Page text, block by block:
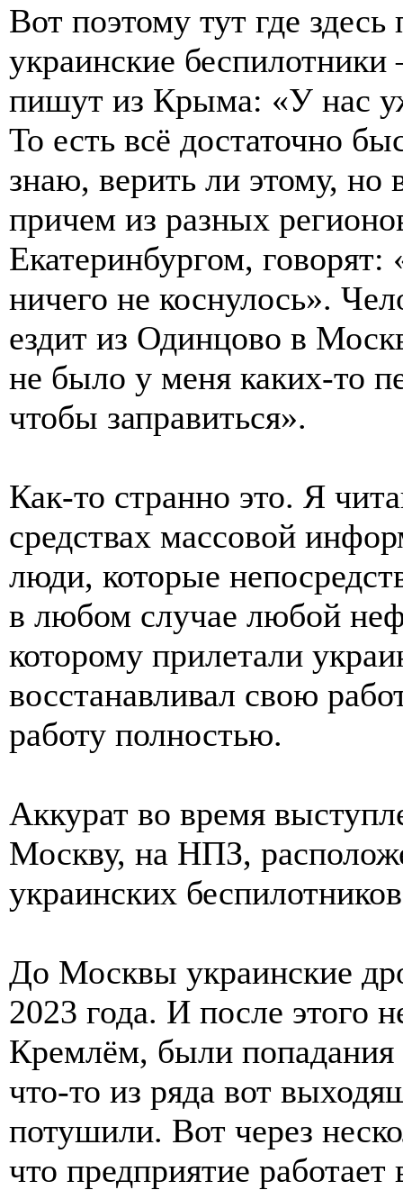
Вот поэтому тут где здесь
украинские
пишут из Крыма: «У нас
То есть всё достаточно
знаю, верить ли этому,
причем из разных
Екатеринбургом,
ничего не коснулось».
ездит из Одинцово в
не было у меня каких-то
чтобы заправиться».
Как-то странно это. Я
средствах массовой
люди, которые
в любом случае любой
которому прилетали
восстанавливал свою
работу полностью.
Аккурат во время
Москву, на НПЗ,
украинских
До Москвы украинские
2023 года. И после этого
Кремлём, были
что-то из ряда вот
потушили. Вот через
что предприятие